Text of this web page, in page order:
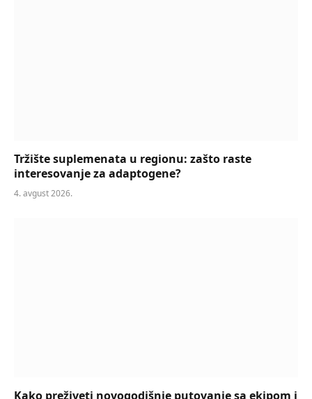
Tržište suplemenata u regionu: zašto raste
interesovanje za adaptogene?
4. avgust 2026.
Kako preživeti novogodišnje putovanje sa ekipom i